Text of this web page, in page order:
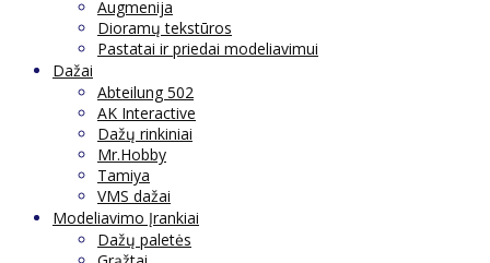
Augmenija
Dioramų tekstūros
Pastatai ir priedai modeliavimui
Dažai
Abteilung 502
AK Interactive
Dažų rinkiniai
Mr.Hobby
Tamiya
VMS dažai
Modeliavimo Įrankiai
Dažų paletės